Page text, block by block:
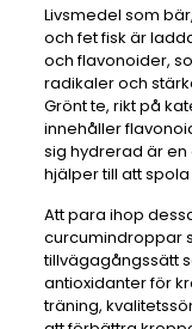
Livsmedel som
och fet fisk är
och flavonoider,
radikaler och
Grönt te, rikt på
innehåller
sig hydrerad är
hjälper till att
Att para ihop
curcumindroppar
tillvägagångssätt
antioxidanter för
träning,